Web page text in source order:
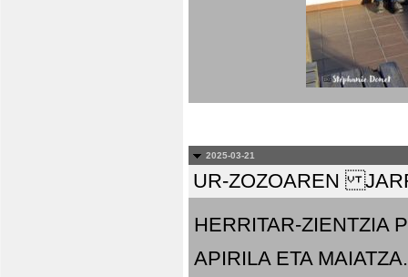
2025-03-21
UR-ZOZOAREN
HERRITAR-ZIENTZIA
APIRILA ETA MAIATZA.